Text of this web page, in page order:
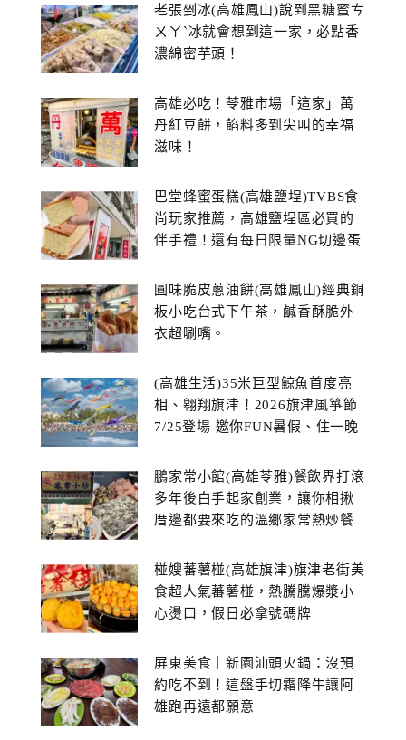
老張剉冰(高雄鳳山)說到黑糖蜜ㄘ
ㄨㄚˋ冰就會想到這一家，必點香
濃綿密芋頭！
高雄必吃！苓雅市場「這家」萬
丹紅豆餅，餡料多到尖叫的幸福
滋味！
巴堂蜂蜜蛋糕(高雄鹽埕)TVBS食
尚玩家推薦，高雄鹽埕區必買的
伴手禮！還有每日限量NG切邊蛋
圓味脆皮蔥油餅(高雄鳳山)經典銅
板小吃台式下午茶，鹹香酥脆外
衣超唰嘴。
(高雄生活)35米巨型鯨魚首度亮
相、翱翔旗津！2026旗津風箏節
7/25登場 邀你FUN暑假、住一晚
鵬家常小館(高雄苓雅)餐飲界打滾
多年後白手起家創業，讓你相揪
厝邊都要來吃的溫鄉家常熱炒餐
椪嫂蕃薯椪(高雄旗津)旗津老街美
食超人氣蕃薯椪，熱騰騰爆漿小
心燙口，假日必拿號碼牌
屏東美食｜新園汕頭火鍋：沒預
約吃不到！這盤手切霜降牛讓阿
雄跑再遠都願意